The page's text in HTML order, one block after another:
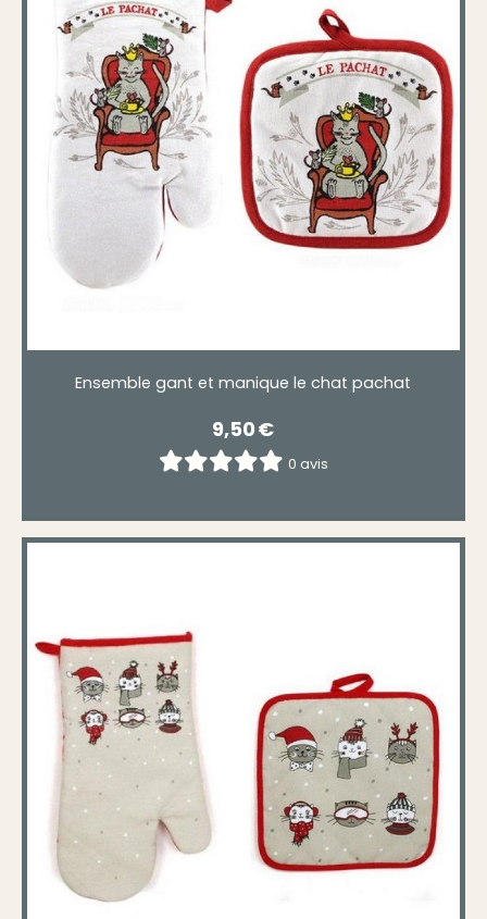
Ensemble gant et manique le chat pachat
9,50€
0 avis